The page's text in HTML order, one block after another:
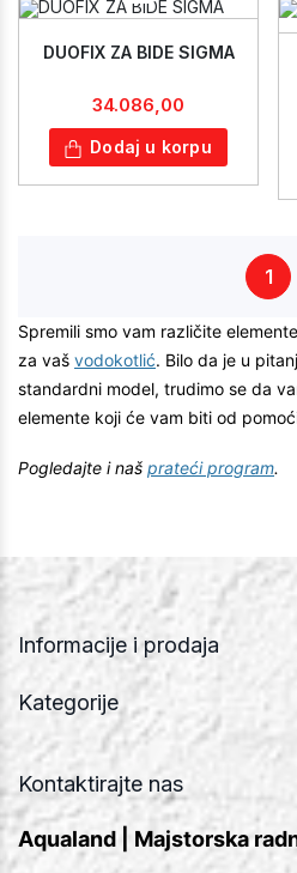
DUOFIX ZA BIDE SIGMA
34.086,00
Dodaj u korpu
1
Spremili smo vam različite
za vaš vodokotlić. Bilo da je u
standardni model, trudimo se da
elemente koji će vam biti od
Pogledajte i naš prateći program.
Informacije i prodaja
Kategorije
Kontaktirajte nas
Aqualand | Majstorska